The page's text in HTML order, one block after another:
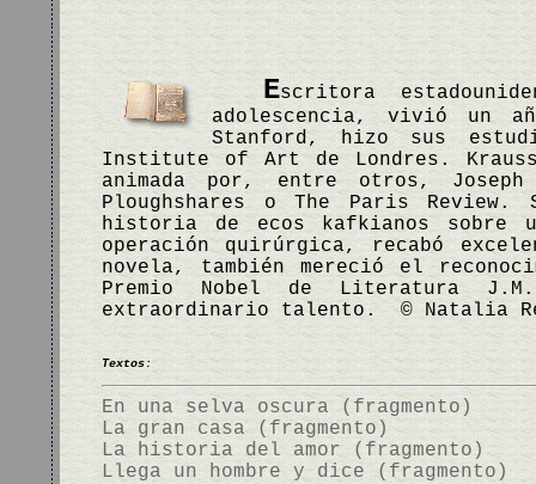
Escritora
adolescencia, vivió un
Stanford, hizo sus
Institute of Art de Londres. Krauss
animada por, entre otros,
Ploughshares o The Paris
historia de ecos kafkianos sobre
operación quirúrgica, recabó
novela, también mereció el
Premio Nobel de Literatura
extraordinario talento. © Natalia
Textos:
En una selva oscura (fragmento)
La gran casa (fragmento)
La historia del amor (fragmento)
Llega un hombre y dice (fragmento)